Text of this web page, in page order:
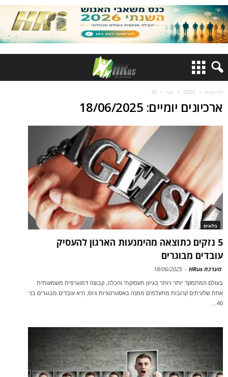
דף הבית 2025 יוני 18
ארכיונים יומיים: 18/06/2025
בלוגים
5 נזקים כתוצאה מהימנעות הארגון להעסיק
עובדים מבוגרים
מערכת HRus -
18/06/2025
בעולם המתמקד יותר ויותר בגיוון תעסוקתי והכלה, קבוצה דמוגרפית משמעותית
אחת שלעיתים קרובות מתעלמים ממנה באסטרטגיות גיוס, היא עובדים מבוגרים בני
40...